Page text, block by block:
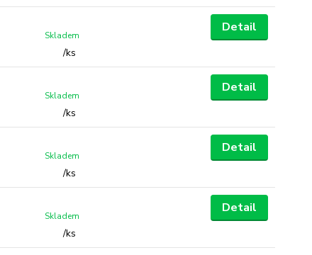
/ks
Skladem
Detail
/ks
Skladem
Detail
/ks
Skladem
Detail
/ks
Skladem
Detail